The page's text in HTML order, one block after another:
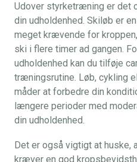
Udover styrketræning er det
din udholdenhed. Skiløb er
meget krævende for
ski i flere timer ad gangen.
udholdenhed kan du tilføje
træningsrutine. Løb, cykling
måder at forbedre din
længere perioder med
din udholdenhed.
Det er også vigtigt at huske,
kræver en god